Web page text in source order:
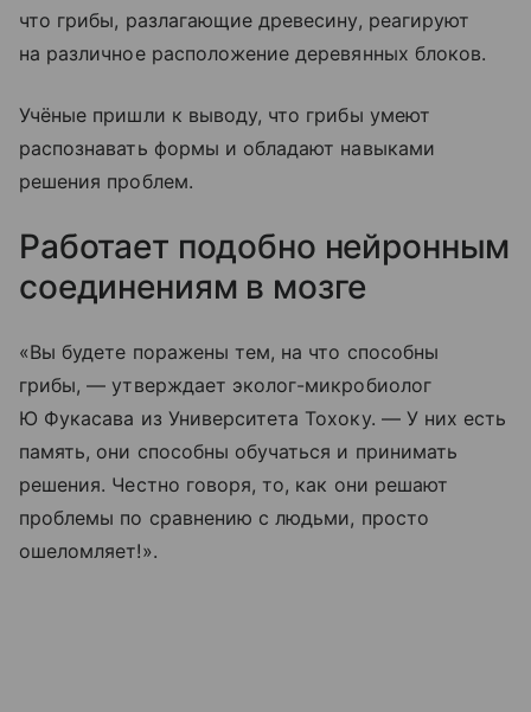
что грибы, разлагающие древесину, реагируют
на различное расположение деревянных блоков.
Учёные пришли к выводу, что грибы умеют
распознавать формы и обладают навыками
решения проблем.
Работает подобно нейронным
соединениям в мозге
«Вы будете поражены тем, на что способны
грибы, — утверждает эколог-микробиолог
Ю Фукасава из Университета Тохоку. — У них есть
память, они способны обучаться и принимать
решения. Честно говоря, то, как они решают
проблемы по сравнению с людьми, просто
ошеломляет!».